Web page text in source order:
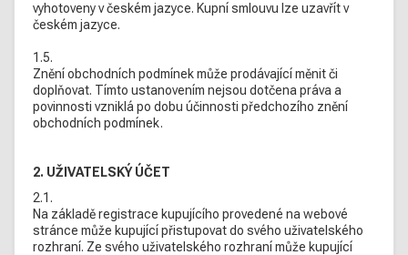
vyhotoveny v českém jazyce. Kupní smlouvu lze uzavřít v
českém jazyce.
1.5.
Znění obchodních podmínek může prodávající měnit či
doplňovat. Tímto ustanovením nejsou dotčena práva a
povinnosti vzniklá po dobu účinnosti předchozího znění
obchodních podmínek.
2. UŽIVATELSKÝ ÚČET
2.1.
Na základě registrace kupujícího provedené na webové
stránce může kupující přistupovat do svého uživatelského
rozhraní. Ze svého uživatelského rozhraní může kupující